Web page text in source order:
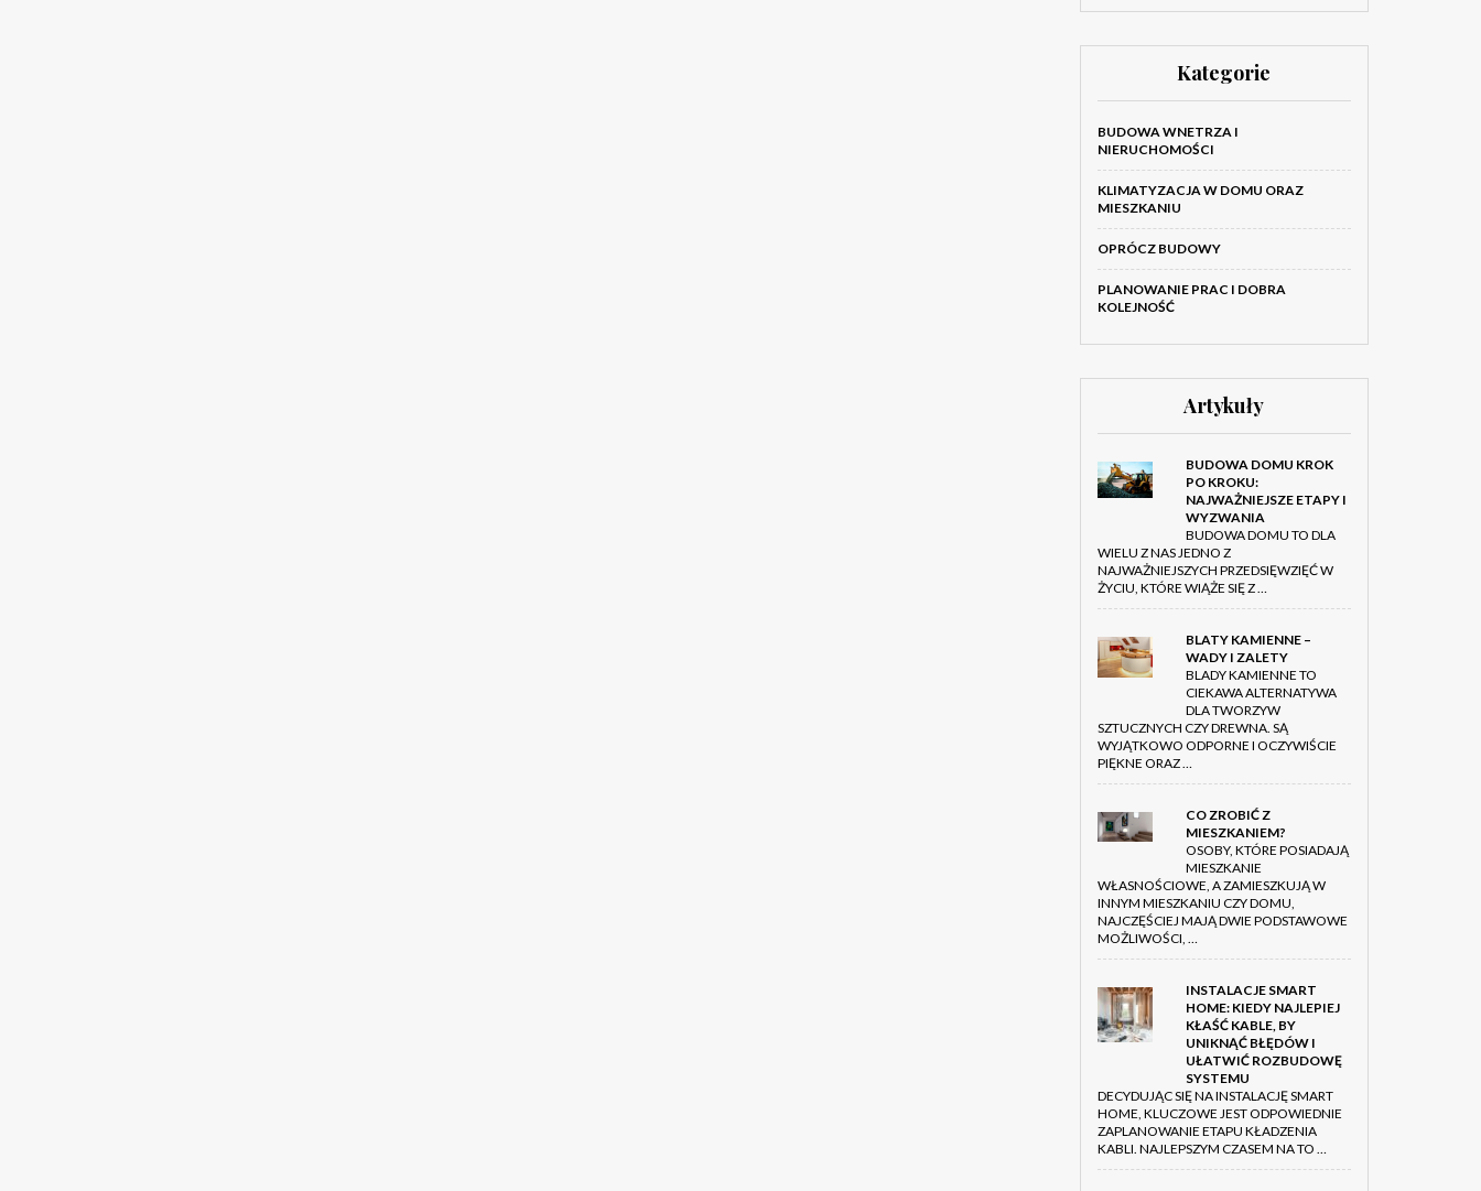
Kategorie
BUDOWA WNETRZA I
NIERUCHOMOŚCI
KLIMATYZACJA W DOMU ORAZ
MIESZKANIU
OPRÓCZ BUDOWY
PLANOWANIE PRAC I DOBRA
KOLEJNOŚĆ
Artykuły
BUDOWA DOMU KROK
PO KROKU:
NAJWAŻNIEJSZE ETAPY I
WYZWANIA
BUDOWA DOMU TO DLA
WIELU Z NAS JEDNO Z
NAJWAŻNIEJSZYCH PRZEDSIĘWZIĘĆ W
ŻYCIU, KTÓRE WIĄŻE SIĘ Z …
BLATY KAMIENNE –
WADY I ZALETY
BLADY KAMIENNE TO
CIEKAWA ALTERNATYWA
DLA TWORZYW
SZTUCZNYCH CZY DREWNA. SĄ
WYJĄTKOWO ODPORNE I OCZYWIŚCIE
PIĘKNE ORAZ …
CO ZROBIĆ Z
MIESZKANIEM?
OSOBY, KTÓRE POSIADAJĄ
MIESZKANIE
WŁASNOŚCIOWE, A ZAMIESZKUJĄ W
INNYM MIESZKANIU CZY DOMU,
NAJCZĘŚCIEJ MAJĄ DWIE PODSTAWOWE
MOŻLIWOŚCI, …
INSTALACJE SMART
HOME: KIEDY NAJLEPIEJ
KŁAŚĆ KABLE, BY
UNIKNĄĆ BŁĘDÓW I
UŁATWIĆ ROZBUDOWĘ
SYSTEMU
DECYDUJĄC SIĘ NA INSTALACJĘ SMART
HOME, KLUCZOWE JEST ODPOWIEDNIE
ZAPLANOWANIE ETAPU KŁADZENIA
KABLI. NAJLEPSZYM CZASEM NA TO …